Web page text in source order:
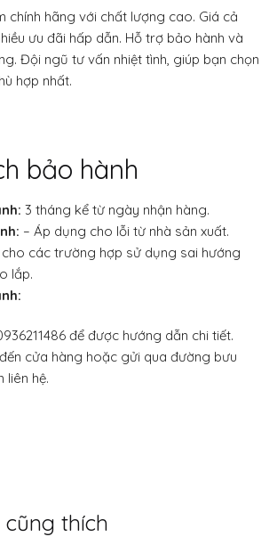
chính hãng với chất lượng cao. Giá cả
ưu đãi hấp dẫn. Hỗ trợ bảo hành và
Đội ngũ tư vấn nhiệt tình, giúp bạn chọn
hợp nhất.
bảo hành
3 tháng kể từ ngày nhận hàng.
– Áp dụng cho lỗi từ nhà sản xuất.
các trường hợp sử dụng sai hướng
lắp.
để được hướng dẫn chi tiết.
cửa hàng hoặc gửi qua đường bưu
liên hệ.
thích